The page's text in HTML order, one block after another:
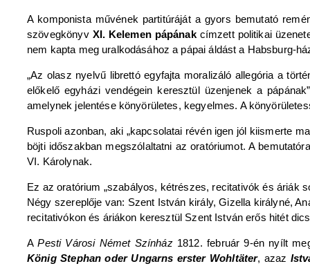
A komponista művének partitúráját a gyors bemutató
szövegkönyvXI. Kelemen pápánakcímzett politikai
nem kapta meg uralkodásához a pápai áldást a Habsburg-
„Az olasz nyelvű librettó egyfajta moralizáló allegória a
előkelő egyházi vendégein keresztül üzenjenek a
amelynek jelentése könyörületes, kegyelmes. A
Ruspoli azonban, aki „kapcsolatai révén igen jól kiismerte
böjti időszakban megszólaltatni az oratóriumot. A
VI. Károlynak.
Ez az oratórium „szabályos, kétrészes, recitativók és áriák
Négy szereplője van: Szent István király, Gizella királyné,
recitativókon és áriákon keresztül Szent István erős hitét
APesti Városi Német Színház1812. február 9-én nyílt
König Stephan oder Ungarns erster Wohltäter, azaz